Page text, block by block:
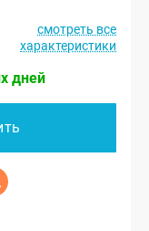
смотреть все
характеристики
дней